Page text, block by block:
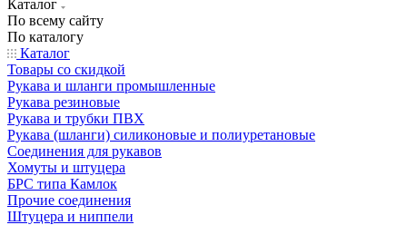
Каталог
По всему сайту
По каталогу
Каталог
Товары со скидкой
Рукава и шланги промышленные
Рукава резиновые
Рукава и трубки ПВХ
Рукава (шланги) силиконовые и полиуретановые
Соединения для рукавов
Хомуты и штуцера
БРС типа Камлок
Прочие соединения
Штуцера и ниппели